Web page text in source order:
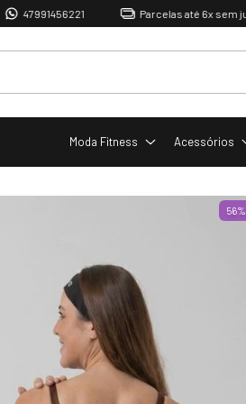
Parcelas até 6x sem juros
Moda Fitness Acessórios
56%